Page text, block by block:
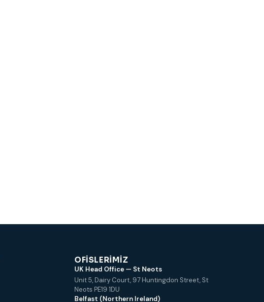
OFISLERIMIZ
UK Head Office — St Neots
Unit 5, Dairy Court, 97 Huntingdon Street, St
Neots PE19 1DU
Belfast (Northern Ireland)